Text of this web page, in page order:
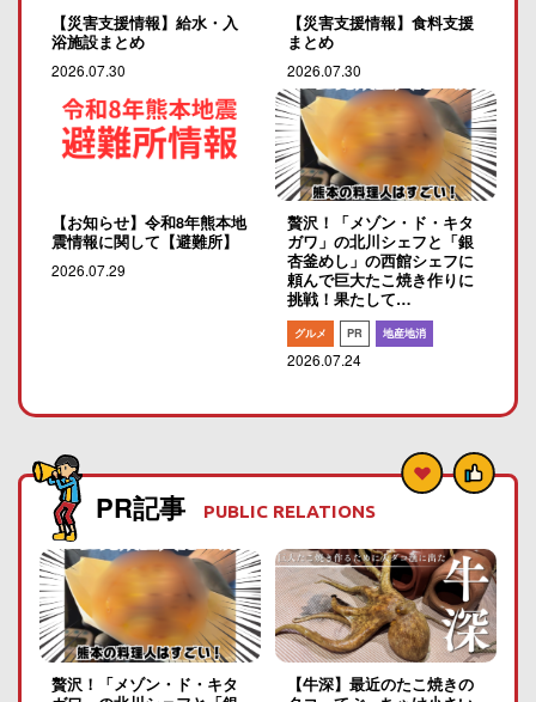
【災害支援情報】給水・入
浴施設まとめ
2026.07.30
【災害支援情報】食料支援
まとめ
2026.07.30
【お知らせ】令和8年熊本地
震情報に関して【避難所】
2026.07.29
贅沢！「メゾン・ド・キタ
ガワ」の北川シェフと「銀
杏釜めし」の西館シェフに
頼んで巨大たこ焼き作りに
挑戦！果たして…
グルメ PR 地産地消
2026.07.24
PR記事 PUBLIC RELATIONS
贅沢！「メゾン・ド・キタ
【牛深】最近のたこ焼きの